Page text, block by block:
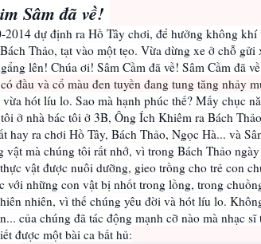
Sâm đã về!
2014 dự định ra Hồ Tây chơi, để hưởng không
Thảo, tạt vào một tẹo. Vừa dừng xe ở chỗ gửi
lên! Chúa ơi! Sâm Cầm đã về! Sâm Cầm đã
có đầu và cổ màu đen tuyền đang tung tăng nhảy
vừa hót líu lo. Sao mà hạnh phúc thế? Mấy chục
ở nhà bác tôi ở 3B, Ông Ích Khiêm ra Bách
hay ra chơi Hồ Tây, Bách Thảo, Ngọc Hà... và
vật mà chúng tôi rất nhớ, vì trong Bách Thảo
vật được nuôi dưỡng, gieo trồng cho trẻ con
với những con vật bị nhốt trong lồng, trong
nhiên, vì thế chúng yêu đời và hót líu lo.
của chúng đã tác động mạnh cỡ nào mà nhạc
được một bài ca bất hủ: